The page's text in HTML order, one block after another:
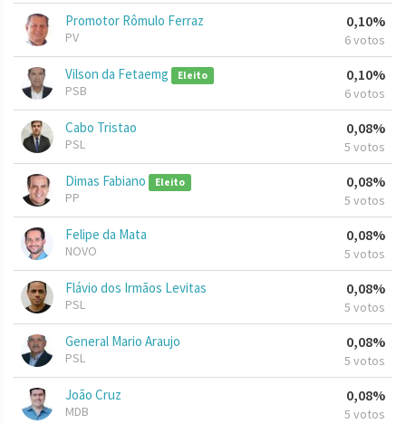
Promotor Rômulo Ferraz
PV
0,10%
6 votos
Vilson da Fetaemg Eleito
PSB
0,10%
6 votos
Cabo Tristao
PSL
0,08%
5 votos
Dimas Fabiano Eleito
PP
0,08%
5 votos
Felipe da Mata
NOVO
0,08%
5 votos
Flávio dos Irmãos Levitas
PSL
0,08%
5 votos
General Mario Araujo
PSL
0,08%
5 votos
João Cruz
MDB
0,08%
5 votos